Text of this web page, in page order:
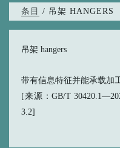
条目 / 吊架 HANGERS
吊架 hangers
带有信息特征并能承载加
[来源：GB/T
3.2]